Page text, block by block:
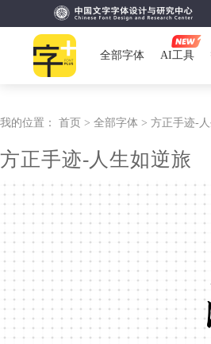
全部字体 AI工具
我的位置： 首页 > 全部字体 > 方正手迹-
方正手迹-人生如逆旅